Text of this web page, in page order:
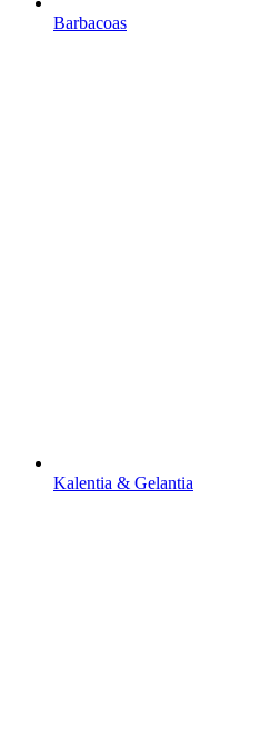
Barbacoas
Kalentia & Gelantia